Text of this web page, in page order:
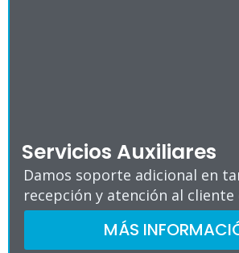
Servicios Auxiliares
Damos soporte adicional en
recepción y atención al
MÁS